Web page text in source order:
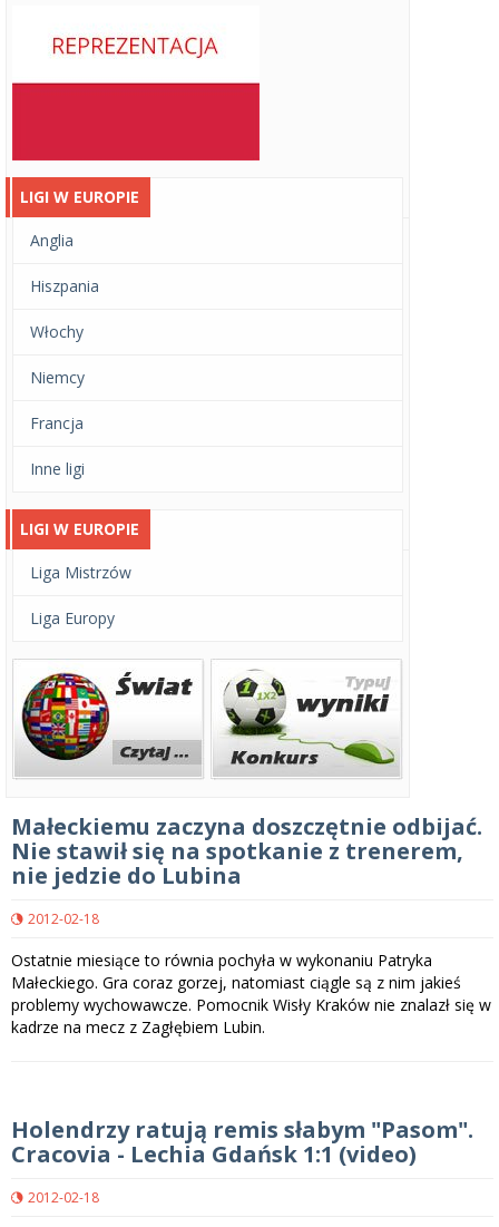
LIGI W EUROPIE
Anglia
Hiszpania
Włochy
Niemcy
Francja
Inne ligi
LIGI W EUROPIE
Liga Mistrzów
Liga Europy
Małeckiemu zaczyna doszczętnie odbijać.
Nie stawił się na spotkanie z trenerem,
nie jedzie do Lubina
2012-02-18
Ostatnie miesiące to równia pochyła w wykonaniu Patryka
Małeckiego. Gra coraz gorzej, natomiast ciągle są z nim jakieś
problemy wychowawcze. Pomocnik Wisły Kraków nie znalazł się w
kadrze na mecz z Zagłębiem Lubin.
Holendrzy ratują remis słabym "Pasom".
Cracovia - Lechia Gdańsk 1:1 (video)
2012-02-18